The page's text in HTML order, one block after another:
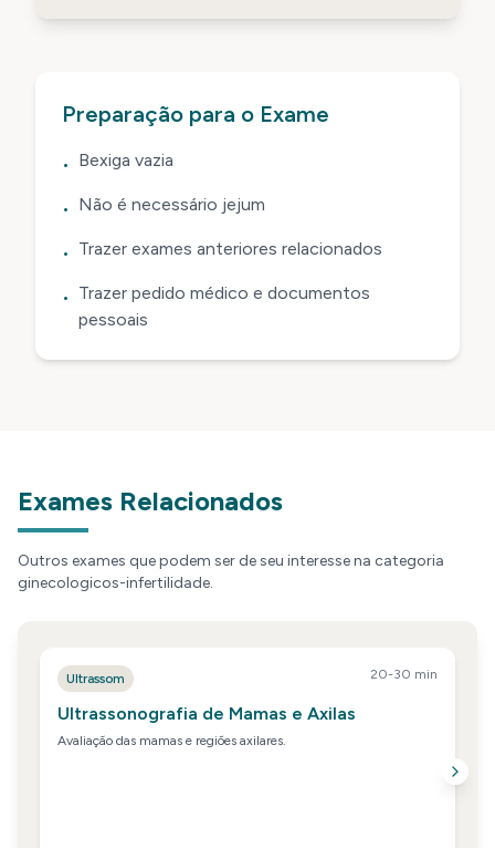
Preparação para o Exame
• Bexiga vazia
• Não é necessário jejum
• Trazer exames anteriores relacionados
• Trazer pedido médico e documentos
pessoais
Exames Relacionados
Outros exames que podem ser de seu interesse na categoria
ginecologicos-infertilidade.
Ultrassom 20-30 min
Ultrassonografia de Mamas e Axilas
Avaliação das mamas e regiões axilares.